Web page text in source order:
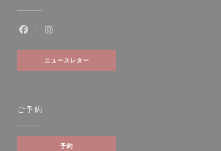
ニュースレター
ご予約
予約